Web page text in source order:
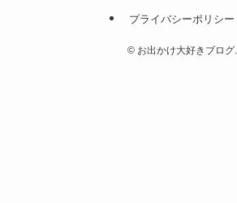
プライバシーポリシー
©お出かけ大好きブログ.